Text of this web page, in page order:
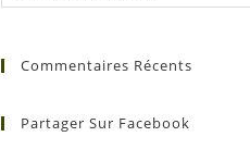
Commentaires Récents
Partager Sur Facebook